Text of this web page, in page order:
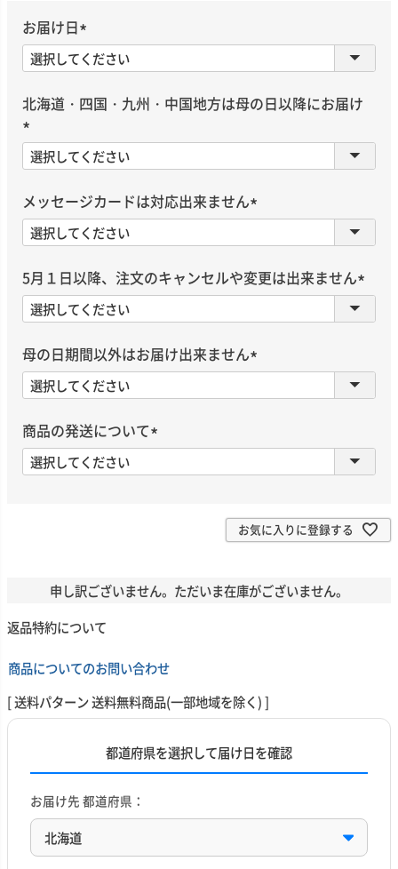
お届け日
(
必
須
)
北海道・四国・九州・中国地方は母の日以降にお届け
必
須
)
メッセージカードは対応出来ません
必
須
)
5月１日以降、注文のキャンセルや変更は出来ません
(
必
)
母の日期間以外はお届け出来ません
必
)
商品の発送について
必
お気に入りに登録する
申し訳ございません。ただいま在庫がございません。
返品特約について
商品についてのお問い合わせ
送料パターン送料無料商品(一部地域を除く)
都道府県を選択して届け日を確認
お届け先 都道府県：